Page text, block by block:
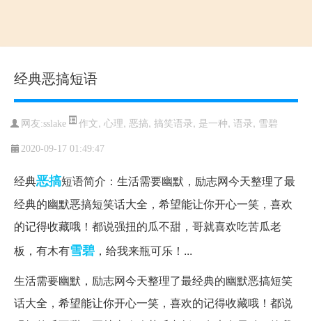
经典恶搞短语
网友:sslake 作文, 心理, 恶搞, 搞笑语录, 是一种, 语录, 雪碧
2020-09-17 01:49:47
经典恶搞短语简介：生活需要幽默，励志网今天整理了最
经典的幽默恶搞短笑话大全，希望能让你开心一笑，喜欢
的记得收藏哦！都说强扭的瓜不甜，哥就喜欢吃苦瓜老
板，有木有雪碧 ，给我来瓶可乐！...
生活需要幽默，励志网今天整理了最经典的幽默恶搞短笑
话大全，希望能让你开心一笑，喜欢的记得收藏哦！都说